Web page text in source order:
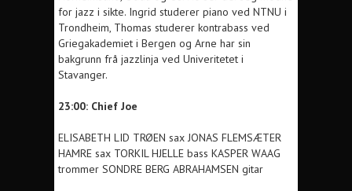
for jazz i sikte. Ingrid studerer piano ved NTNU i
Trondheim, Thomas studerer kontrabass ved
Griegakademiet i Bergen og Arne har sin
bakgrunn frå jazzlinja ved Univeritetet i
Stavanger.
23:00: Chief Joe
ELISABETH LID TRØEN sax JONAS FLEMSÆTER
HAMRE sax TORKIL HJELLE bass KASPER WAAG
trommer SONDRE BERG ABRAHAMSEN gitar